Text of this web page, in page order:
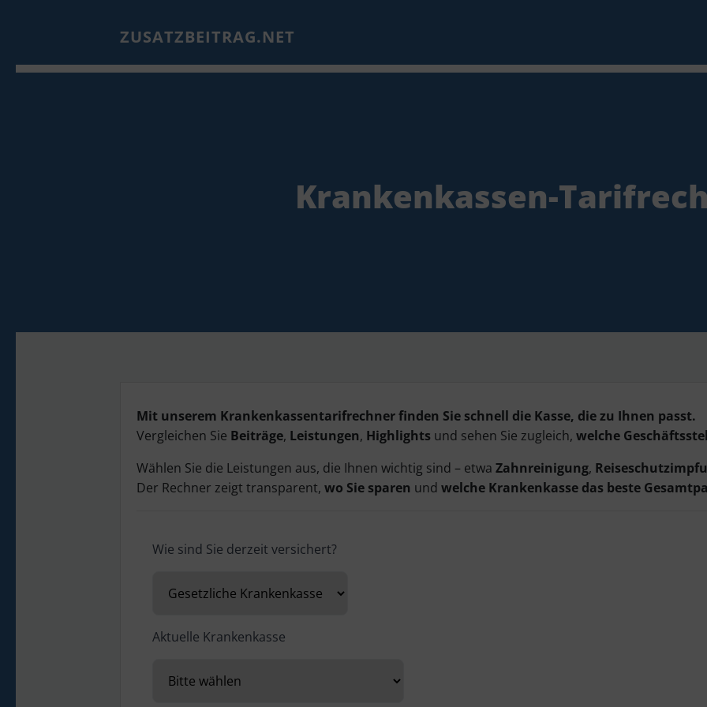
ZUSATZBEITRAG.NET
Krankenkassen-
Mit unserem Krankenkassentarifrechner finden Sie schnell die Kasse, die zu Ihnen passt.
Vergleichen Sie Beiträge, Leistungen, Highlights und sehen Sie zugleich, welche
Wählen Sie die Leistungen aus, die Ihnen wichtig sind – etwa Zahnreinigung,
Der Rechner zeigt transparent, wo Sie sparen und welche Krankenkasse das beste
Wie sind Sie derzeit versichert?
Aktuelle Krankenkasse